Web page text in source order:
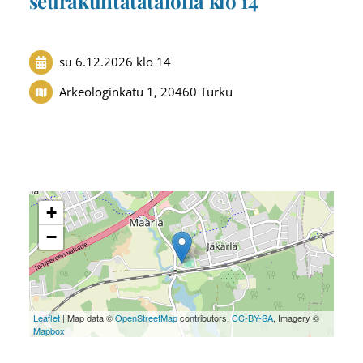
su 6.12.2026 klo 14
Arkeologinkatu 1, 20460 Turku
+
−
Leaflet| Map data ©OpenStreetMapcontributors,CC-BY-SA, Imagery ©
Mapbox